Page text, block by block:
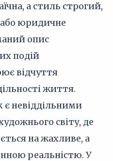
а стиль строгий,
або юридичне
опис
подій
відчуття
життя.
є невіддільними
світу, де
на жахливе, а
реальністю. У